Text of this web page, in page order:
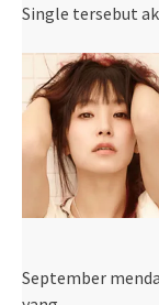
Single tersebut
September